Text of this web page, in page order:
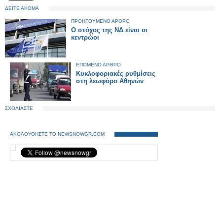
ΔΕΙΤΕ ΑΚΟΜΑ
ΠΡΟΗΓΟΥΜΕΝΟ ΑΡΘΡΟ
Ο στόχος της ΝΔ είναι οι
κεντρώοι
ΕΠΟΜΕΝΟ ΑΡΘΡΟ
Κυκλοφοριακές ρυθμίσεις
στη λεωφόρο Αθηνών
ΣΧΟΛΙΑΣΤΕ
ΑΚΟΛΟΥΘΗΣΤΕ ΤΟ NEWSNOWGR.COM